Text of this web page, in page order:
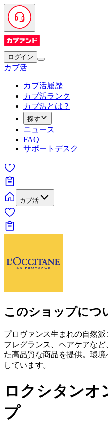
ログイン
カブ活
カブ活履歴
カブ活ランク
カブ活とは？
探す
ニュース
FAQ
サポートデスク
カブ活
このショップにつ
プロヴァンス生まれの自然派
フレグランス、ヘアケアな
た高品質な商品を提供。環
しています。
ロクシタンオ
プ